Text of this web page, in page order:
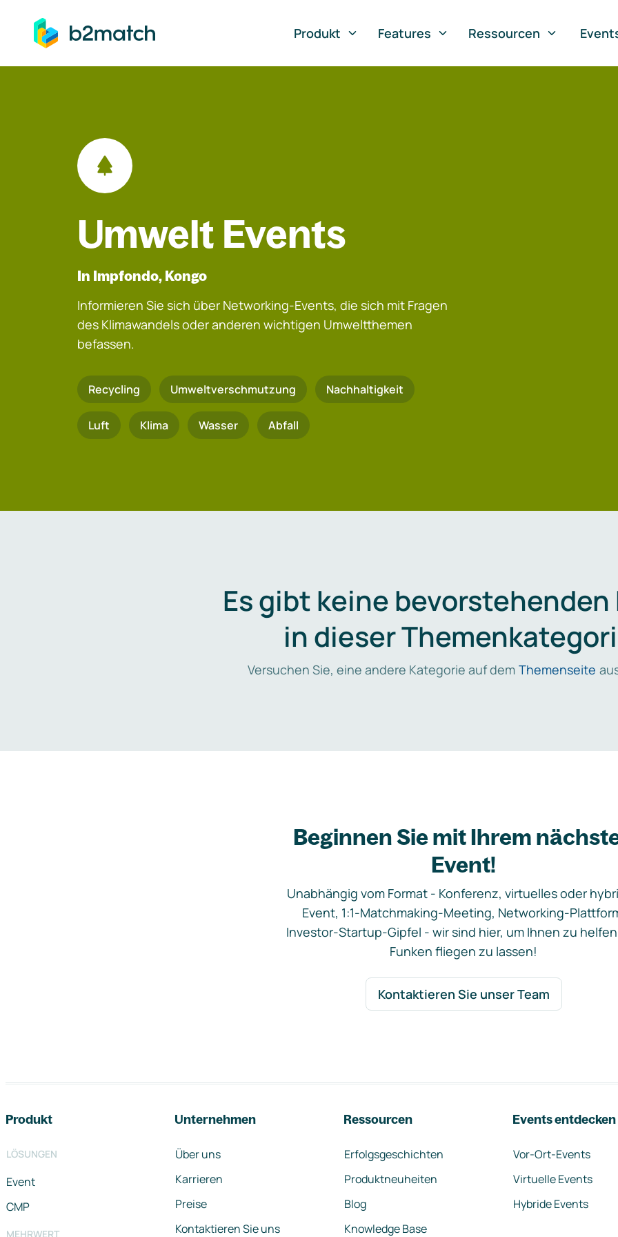
springen
Produkt
Features Ressourcen
Umwelt Events
In Impfondo, Kongo
Informieren Sie sich über Networking-Events, die sich mit Fragen
des Klimawandels oder anderen wichtigen Umweltthemen
befassen.
Recycling Umweltverschmutzung Nachhaltigkeit
Luft Klima Wasser Abfall
Es gibt keine bevorstehenden
in dieser
Versuchen Sie, eine andere Kategorie auf dem Themenseite
Beginnen Sie mit Ihrem
Event!
Unabhängig vom Format - Konferenz, virtuelles oder
Event, 1:1-Matchmaking-Meeting, Networking-
Investor-Startup-Gipfel - wir sind hier, um Ihnen zu
Funken fliegen zu lassen!
Kontaktieren Sie unser Team
Produkt
LÖSUNGEN
Event
CMP
MEHRWERT
Unternehmen
Über uns
Karrieren
Preise
Kontaktieren Sie uns
Ressourcen
Erfolgsgeschichten
Produktneuheiten
Blog
Knowledge Base
Events entdecken
Vor-Ort-Events
Virtuelle Events
Hybride Events